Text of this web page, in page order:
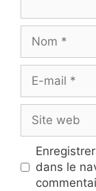
mail
web
dans le